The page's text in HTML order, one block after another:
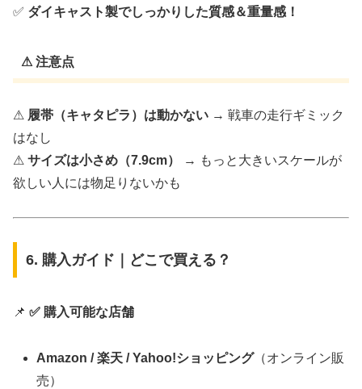
✅ ダイキャスト製でしっかりした質感＆重量感！
⚠ 注意点
⚠ 履帯（キャタピラ）は動かない → 戦車の走行ギミック
はなし
⚠ サイズは小さめ（7.9cm）
→ もっと大きいスケールが
欲しい人には物足りないかも
6. 購入ガイド｜どこで買える？
📌 ✅ 購入可能な店舗
Amazon / 楽天 / Yahoo!ショッピング（オンライン販
売）